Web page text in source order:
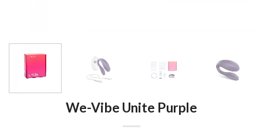
We-Vibe Unite Purple